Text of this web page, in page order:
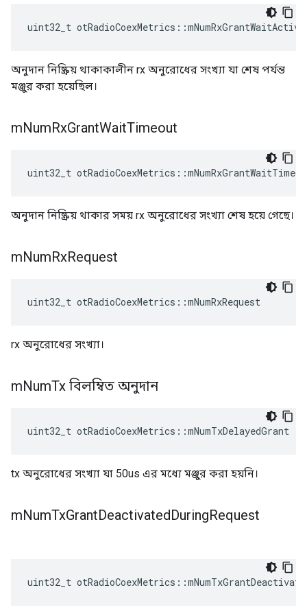
uint32_t otRadioCoexMetrics ::
অনুদান নিষ্ক্রিয় থাকাকালীন rx অনুরোধের সংখ্যা যা শেষ পর্যন্ত
মঞ্জুর করা হয়েছিল।
mNumRxGrantWaitTimeout
uint32_t otRadioCoexMetrics ::
অনুদান নিষ্ক্রিয় থাকার সময় rx অনুরোধের সংখ্যা শেষ হয়ে গেছে।
mNumRxRequest
uint32_t otRadioCoexMetrics ::mNumRxRequest
rx অনুরোধের সংখ্যা।
mNumTx বিলম্বিত অনুদান
uint32_t otRadioCoexMetrics ::mNumTxDelayedGrant
tx অনুরোধের সংখ্যা যা 50us এর মধ্যে মঞ্জুর করা হয়নি।
mNumTxGrantDeactivatedDuringRequest
uint32_t otRadioCoexMetrics ::